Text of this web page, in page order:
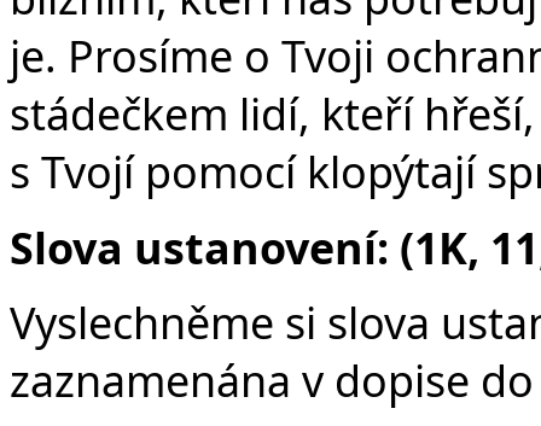
je. Prosíme o Tvoji
stádečkem lidí, kteří
s Tvojí pomocí klopýtají
Slova ustanovení: (1K,
Vyslechněme si slova
zaznamenána v dopise